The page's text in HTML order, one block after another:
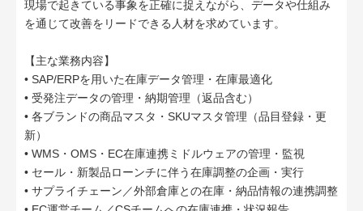
現場で起きている事象を正確に捉えながら、データや仕組み
を通じて改善をリードできる人材を求めています。
【主な業務内容】
• SAP/ERPを用いた在庫データ管理・在庫最適化
• 受発注データの管理・納期管理（返品含む）
• 各ブランドの商品マスタ・SKUマスタ管理（品目登録・更
新）
• WMS・OMS・EC在庫連携ミドルウェアの管理・監視
• セール・新製品ローンチに伴う在庫調整の企画・実行
• サプライチェーン／外部倉庫との在庫・納品情報の連携調整